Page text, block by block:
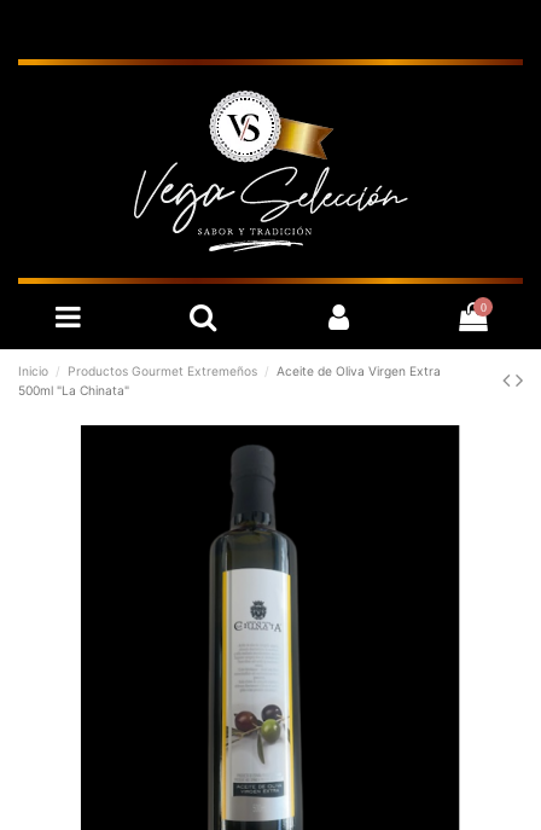
0
Inicio Productos Gourmet Extremeños
Aceite de Oliva Virgen Extra
500ml "La Chinata"